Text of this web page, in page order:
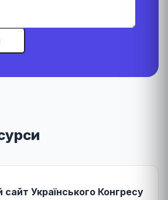
сайт Українського Конгресу